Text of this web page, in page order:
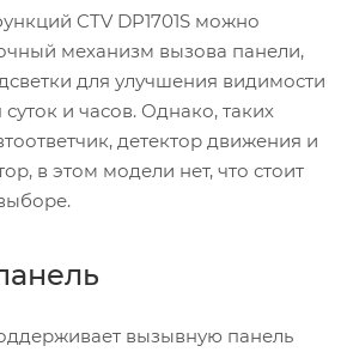
CTV DP1701S можно
механизм вызова панели,
для улучшения видимости
и часов. Однако, таких
детектор движения и
в этом модели нет, что стоит
вызывную панель